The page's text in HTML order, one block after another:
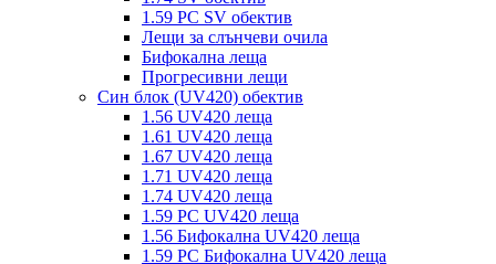
1.59 PC SV обектив
Лещи за слънчеви очила
Бифокална леща
Прогресивни лещи
Син блок (UV420) обектив
1.56 UV420 леща
1.61 UV420 леща
1.67 UV420 леща
1.71 UV420 леща
1.74 UV420 леща
1.59 PC UV420 леща
1.56 Бифокална UV420 леща
1.59 PC Бифокална UV420 леща